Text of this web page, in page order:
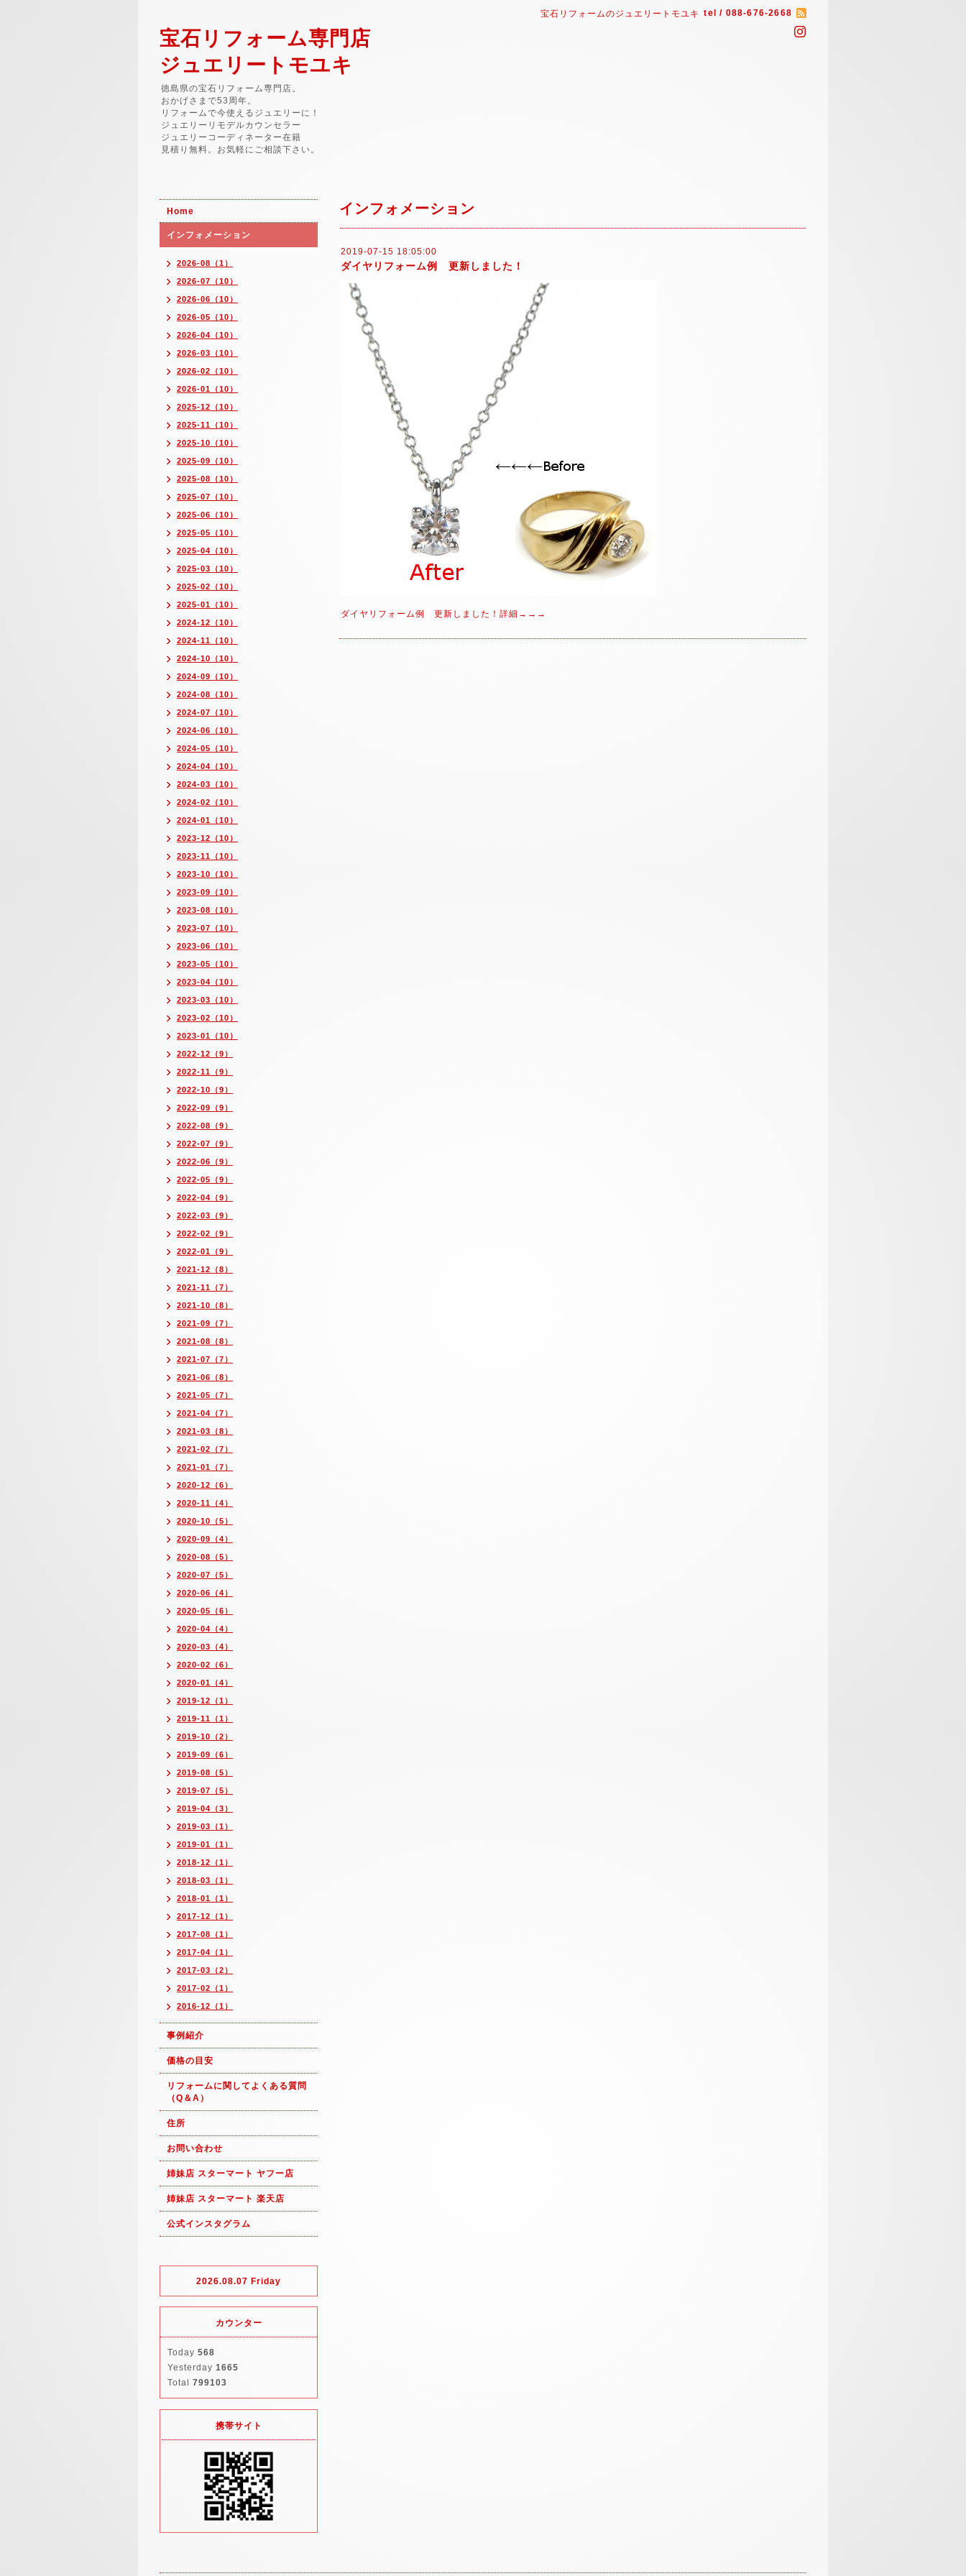
宝石リフォームのジュエリートモユキ tel / 088-676-2668
宝石リフォーム専門店
ジュエリートモユキ
徳島県の宝石リフォーム専門店。
おかげさまで53周年。
リフォームで今使えるジュエリーに！
ジュエリーリモデルカウンセラー
ジュエリーコーディネーター在籍
見積り無料。お気軽にご相談下さい。
インフォメーション
2019-07-15 18:05:00
ダイヤリフォーム例 更新しました！
ダイヤリフォーム例 更新しました！詳細→→→
Home
インフォメーション
2026-08（1）
2026-07（10）
2026-06（10）
2026-05（10）
2026-04（10）
2026-03（10）
2026-02（10）
2026-01（10）
2025-12（10）
2025-11（10）
2025-10（10）
2025-09（10）
2025-08（10）
2025-07（10）
2025-06（10）
2025-05（10）
2025-04（10）
2025-03（10）
2025-02（10）
2025-01（10）
2024-12（10）
2024-11（10）
2024-10（10）
2024-09（10）
2024-08（10）
2024-07（10）
2024-06（10）
2024-05（10）
2024-04（10）
2024-03（10）
2024-02（10）
2024-01（10）
2023-12（10）
2023-11（10）
2023-10（10）
2023-09（10）
2023-08（10）
2023-07（10）
2023-06（10）
2023-05（10）
2023-04（10）
2023-03（10）
2023-02（10）
2023-01（10）
2022-12（9）
2022-11（9）
2022-10（9）
2022-09（9）
2022-08（9）
2022-07（9）
2022-06（9）
2022-05（9）
2022-04（9）
2022-03（9）
2022-02（9）
2022-01（9）
2021-12（8）
2021-11（7）
2021-10（8）
2021-09（7）
2021-08（8）
2021-07（7）
2021-06（8）
2021-05（7）
2021-04（7）
2021-03（8）
2021-02（7）
2021-01（7）
2020-12（6）
2020-11（4）
2020-10（5）
2020-09（4）
2020-08（5）
2020-07（5）
2020-06（4）
2020-05（6）
2020-04（4）
2020-03（4）
2020-02（6）
2020-01（4）
2019-12（1）
2019-11（1）
2019-10（2）
2019-09（6）
2019-08（5）
2019-07（5）
2019-04（3）
2019-03（1）
2019-01（1）
2018-12（1）
2018-03（1）
2018-01（1）
2017-12（1）
2017-08（1）
2017-04（1）
2017-03（2）
2017-02（1）
2016-12（1）
事例紹介
価格の目安
リフォームに関してよくある質問
（Q＆A）
住所
お問い合わせ
姉妹店 スターマート ヤフー店
姉妹店 スターマート 楽天店
公式インスタグラム
2026.08.07 Friday
カウンター
Today 568
Yesterday 1665
Total 799103
携帯サイト